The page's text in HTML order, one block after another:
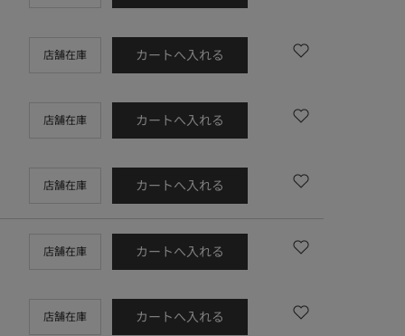
店舗在庫 カートへ入れる
店舗在庫 カートへ入れる
店舗在庫 カートへ入れる
店舗在庫 カートへ入れる
店舗在庫 カートへ入れる